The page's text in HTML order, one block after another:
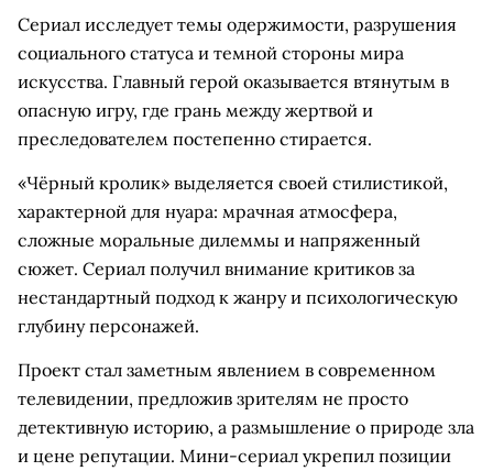
Сериал исследует темы одержимости, разрушения
социального статуса и темной стороны мира
искусства. Главный герой оказывается втянутым в
опасную игру, где грань между жертвой и
преследователем постепенно стирается.
«Чёрный кролик» выделяется своей стилистикой,
характерной для нуара: мрачная атмосфера,
сложные моральные дилеммы и напряженный
сюжет. Сериал получил внимание критиков за
нестандартный подход к жанру и психологическую
глубину персонажей.
Проект стал заметным явлением в современном
телевидении, предложив зрителям не просто
детективную историю, а размышление о природе зла
и цене репутации. Мини-сериал укрепил позиции